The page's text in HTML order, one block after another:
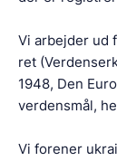
Vi arbejder ud
ret
1948, Den
verdensmål,
Vi forener